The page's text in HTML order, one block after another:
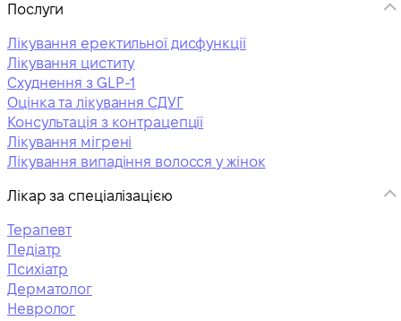
Послуги
Лікування еректильної дисфункції
Лікування циститу
Схуднення з GLP-1
Оцінка та лікування СДУГ
Консультація з контрацепції
Лікування мігрені
Лікування випадіння волосся у жінок
Лікар за спеціалізацією
Терапевт
Педіатр
Психіатр
Дерматолог
Невролог